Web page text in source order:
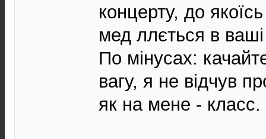
концерту, до
мед ллється в
По мінусах:
вагу, я не відчув
як на мене - класс.